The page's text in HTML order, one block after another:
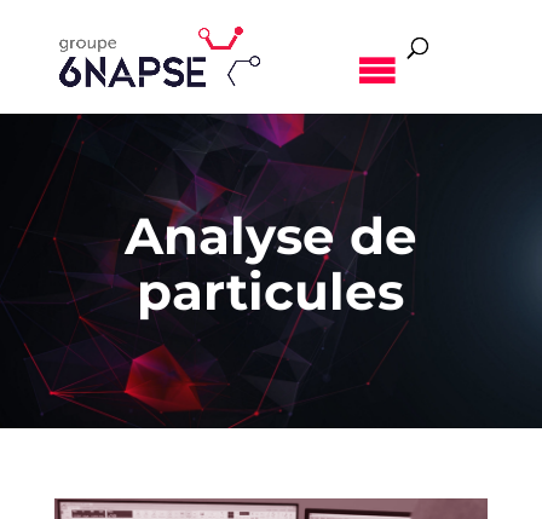
Analyse de
particules